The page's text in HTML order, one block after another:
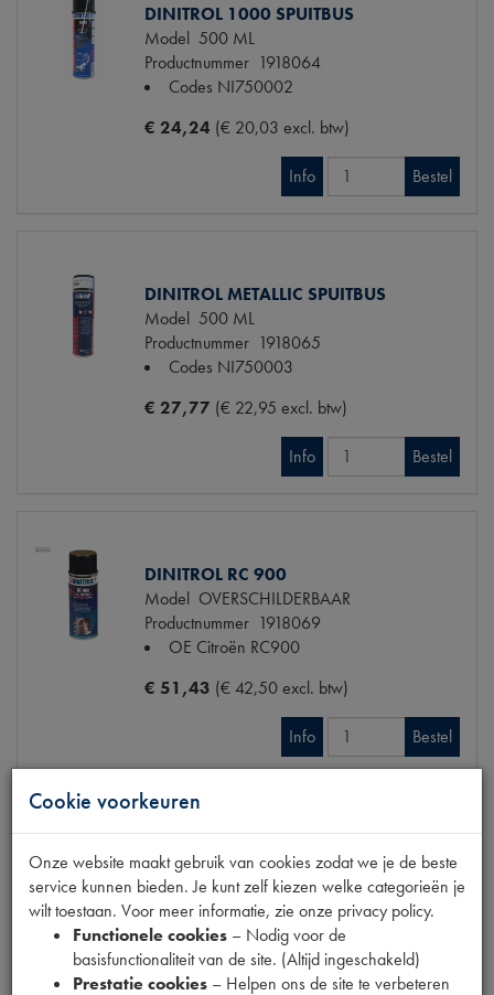
DINITROL 1000 SPUITBUS
Model 500 ML
Productnummer 1918064
Codes NI750002
€ 24,24 (€ 20,03 excl. btw)
Info Bestel
DINITROL METALLIC SPUITBUS
Model 500 ML
Productnummer 1918065
Codes NI750003
€ 27,77 (€ 22,95 excl. btw)
Info Bestel
DINITROL RC 900
Model OVERSCHILDERBAAR
Productnummer 1918069
OE Citroën RC900
€ 51,43 (€ 42,50 excl. btw)
Info Bestel
DEURRUBBER RECHT VOOR 1E MODEL
Model 2CV
Productnummer 1900130
OE Citroën
A84181B
Codes
15025 AV AM | A84181B
Cookie voorkeuren
Onze website maakt gebruik van cookies zodat we je de beste
service kunnen bieden. Je kunt zelf kiezen welke categorieën je
wilt toestaan. Voor meer informatie, zie onze privacy policy.
Functionele cookies – Nodig voor de
basisfunctionaliteit van de site. (Altijd ingeschakeld)
Prestatie cookies – Helpen ons de site te verbeteren